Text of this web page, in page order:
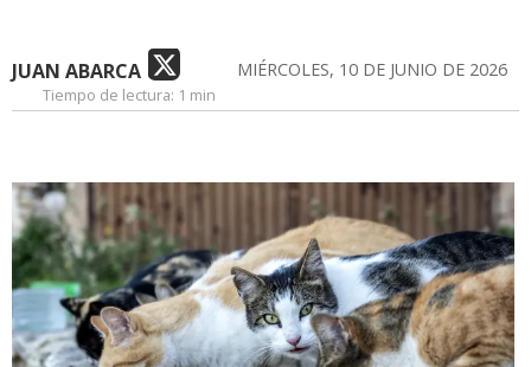
JUAN ABARCA MIÉRCOLES, 10 DE JUNIO DE 2026
Tiempo de lectura: 1 min